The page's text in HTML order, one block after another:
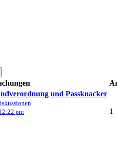
und Passknacker
pm
1